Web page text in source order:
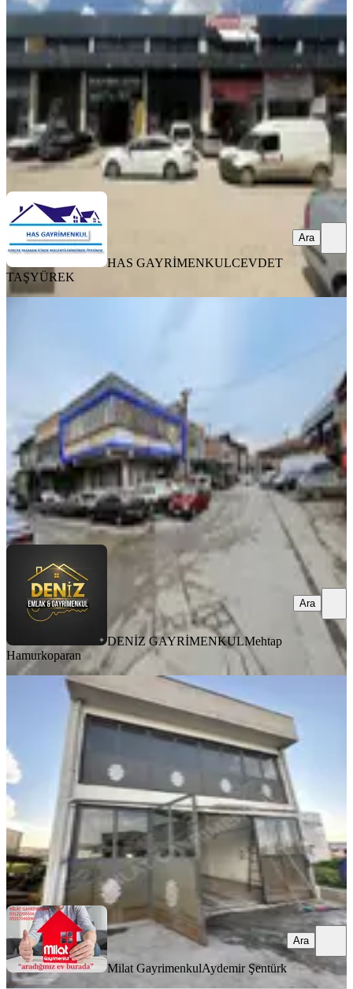
Ankara, Sincan
1 Oda·100 m²·Düz Giriş (Zemin)·13.05.2026
50.000 ₺
HAS GAYRİMENKULCEVDET TAŞYÜREK
Ara
HAS GAYRİMENKULCEVDET
TAŞYÜREK
Ara
1 Oda·111 m² ·Düz Giriş (Zemin) 08.05.2026
20.000 ₺
DENİZ GAYRİMENKULMehtap Hamurkoparan
Ara
DENİZ GAYRİMENKULMehtap
Hamurkoparan
Ara
Yenikent Sanayii Kiralık Dükkan
Ankara, Sincan
Düz Giriş (Zemin)·
28.999 ₺
Milat GayrimenkulAydemir Şentürk
Ara
Milat GayrimenkulAydemir Şentürk
Ara